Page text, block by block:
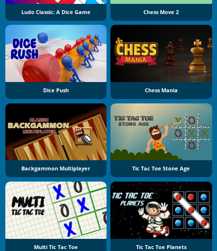
Ludo Classic: A Dice Game Chess Move 2
Dice Push Chess Mania
Backgammon Multiplayer Tic Tac Toe Stone Age
Multi Tic Tac Toe Tic Tac Toe Planets